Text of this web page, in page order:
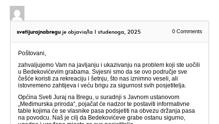
svetijurajnabregu je objavio/la 1 studenoga, 2025 0 Comments
Poštovani,
zahvaljujemo Vam na javljanju i ukazivanju na problem koji ste uočili
u Bedekovićevim grabama. Svjesni smo da se ovo područje sve
češće koristi za rekreaciju i šetnju, što nas iznimno veseli, ali
istovremeno zahtijeva i veću brigu za sigurnost svih posjetitelja.
Općina Sveti Juraj na Bregu, u suradnji s Javnom ustanovom
„Međimurska priroda“, pojačat će nadzor te postaviti informativne
table kojima će se vlasnike pasa podsjetiti na obvezu držanja pasa
na povodcu. Naš je cilj da Bedekovićeve grabe ostanu sigurno,